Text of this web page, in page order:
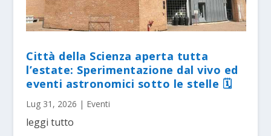
Città della Scienza aperta tutta
l’estate: Sperimentazione dal vivo ed
eventi astronomici sotto le stelle 🗓
Lug 31, 2026 | Eventi
leggi tutto